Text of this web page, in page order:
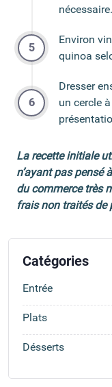
nécessaire.
Environ
quinoa
Dresser
un cercle
La recette initiale
n’ayant pas pensé
du commerce très
frais non traités de
Catégories
Entrée
Plats
Désserts